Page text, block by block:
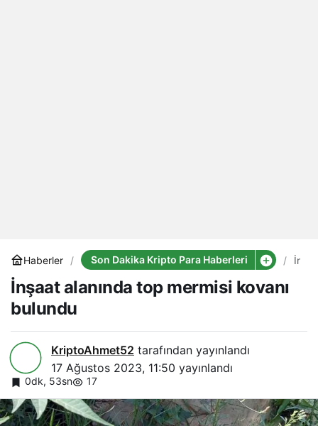
Haberler Son Dakika Kripto Para Haberleri
İnşaat alanında top mermisi kovanı
bulundu
KriptoAhmet52 tarafından yayınlandı
17 Ağustos 2023, 11:50 yayınlandı
0dk, 53sn 17